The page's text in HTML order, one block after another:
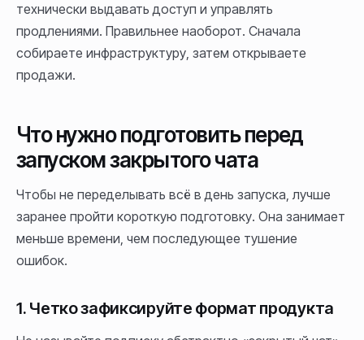
технически выдавать доступ и управлять
продлениями. Правильнее наоборот. Сначала
собираете инфраструктуру, затем открываете
продажи.
Что нужно подготовить перед
запуском закрытого чата
Чтобы не переделывать всё в день запуска, лучше
заранее пройти короткую подготовку. Она занимает
меньше времени, чем последующее тушение
ошибок.
1. Четко зафиксируйте формат продукта